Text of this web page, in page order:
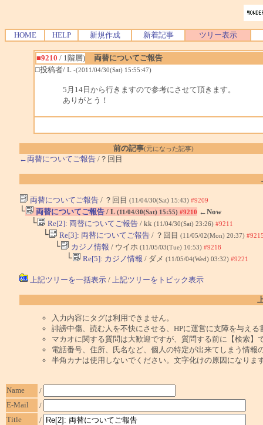
HOME HELP 新規作成 新着記事 ツリー表示
■9210 / 1階層)
両替についてご報告
□投稿者/ L -(2011/04/30(Sat) 15:55:47)
5月14日から行きますので参考にさせて頂きます。
ありがとう！
前の記事(元になった記事)
←両替についてご報告/？回目
両替についてご報告/ ？回目 (11/04/30(Sat) 15:43) #9209
└ 両替についてご報告/ L (11/04/30(Sat) 15:55) #9210 ←Now
└ Re[2]: 両替についてご報告/ kk (11/04/30(Sat) 23:26) #9211
└ Re[3]: 両替についてご報告/ ？回目 (11/05/02(Mon) 20:37)
└ カジノ情報 / ウイホ (11/05/03(Tue) 10:53) #9218
└ Re[5]: カジノ情報 / ダメ (11/05/04(Wed) 03:32) #9221
上記ツリーを一括表示/ 上記ツリーをトピック表示
入力内容にタグは利用できません。
誹謗中傷、読む人を不快にさせる、HPに運営に支障を与え
マカオに関する質問は大歓迎ですが、質問する前に【検索】
電話番号、住所、氏名など、個人の特定が出来てしまう情報
半角カナは使用しないでください。文字化けの原因になりま
Name
/
E-Mail
/
Title
/